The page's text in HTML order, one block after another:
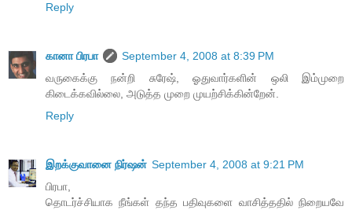
Reply
கானா பிரபா
September 4, 2008 at 8:39 PM
வருகைக்கு நன்றி சுரேஷ், ஓதுவார்களின் ஒலி இம்முறை
கிடைக்கவில்லை, அடுத்த முறை முயற்சிக்கின்றேன்.
Reply
இறக்குவானை நிர்ஷன் September 4, 2008 at 9:21 PM
பிரபா,
தொடர்ச்சியாக நீங்கள் தந்த பதிவுகளை வாசித்ததில் நிறையவே